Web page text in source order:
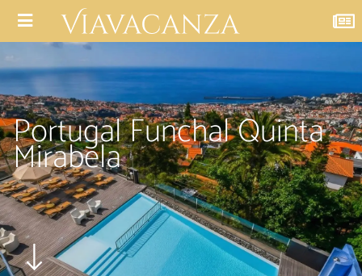
Portugal Funchal Quinta
Mirabela